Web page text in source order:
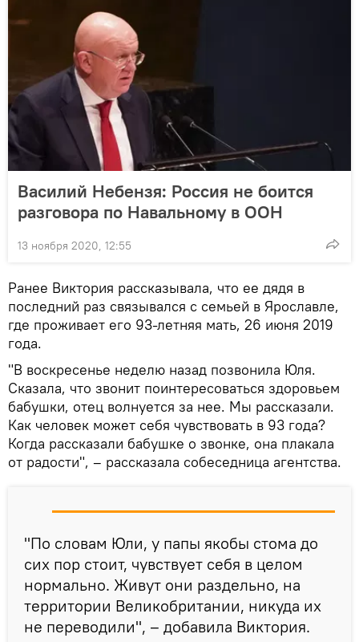
Василий Небензя: Россия не боится
разговора по Навальному в ООН
13 ноября 2020, 12:55
Ранее Виктория рассказывала, что ее дядя в
последний раз связывался с семьей в Ярославле,
где проживает его 93-летняя мать, 26 июня 2019
года.
"В воскресенье неделю назад позвонила Юля.
Сказала, что звонит поинтересоваться здоровьем
бабушки, отец волнуется за нее. Мы рассказали.
Как человек может себя чувствовать в 93 года?
Когда рассказали бабушке о звонке, она плакала
от радости", – рассказала собеседница агентства.
"По словам Юли, у папы якобы стома до
сих пор стоит, чувствует себя в целом
нормально. Живут они раздельно, на
территории Великобритании, никуда их
не переводили", – добавила Виктория.